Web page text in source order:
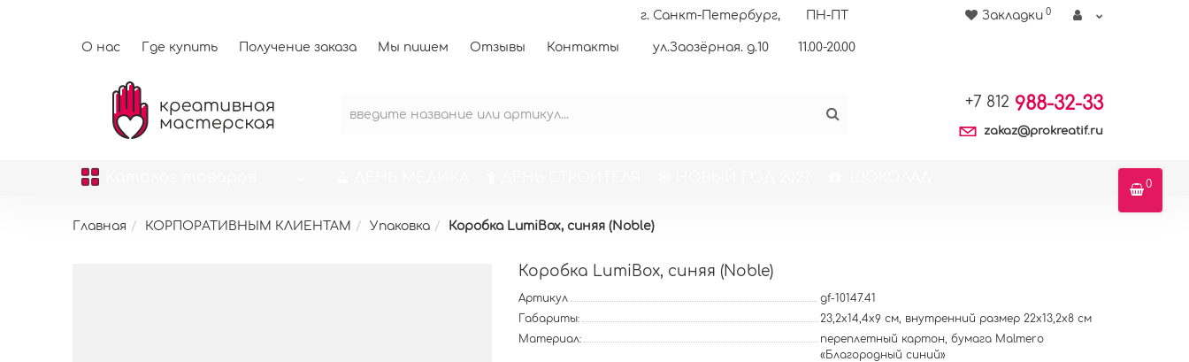
О нас Где купить Получение заказа Мы пишем Отзывы Контакты
г. Санкт-Петербург,
ул.Заозёрная. д.10
ПН-ПТ
11.00-20.00
Закладки 0
+7 812 988-32-33
zakaz@prokreatif.ru
0
Главная КОРПОРАТИВНЫМ КЛИЕНТАМ Упаковка Коробка LumiBox, синяя (Noble)
Коробка LumiBox, синяя (Noble)
Артикул
gf-10147.41
Габариты:
23,2х14,4х9 см, внутренний размер 22х13,2х8 см
Материал:
переплетный картон, бумага Malmero
«Благородный синий»